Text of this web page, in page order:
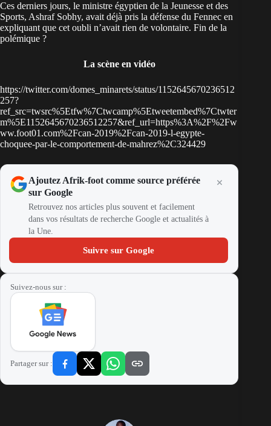
Ces derniers jours, le ministre égyptien de la Jeunesse et des
Sports, Ashraf Sobhy, avait déjà pris la défense du Fennec en
expliquant que cet oubli n’avait rien de volontaire. Fin de la
polémique ?
La scène en vidéo
https://twitter.com/domes_minarets/status/1152645670236512
257?
ref_src=twsrc%5Etfw%7Ctwcamp%5Etweetembed%7Ctwter
m%5E1152645670236512257&ref_url=https%3A%2F%2Fw
ww.foot01.com%2Fcan-2019%2Fcan-2019-l-egypte-
choquee-par-le-comportement-de-mahrez%2C324429
Ajoutez Afrik-foot comme source préférée
sur Google
Retrouvez nos articles plus souvent et facilement
dans vos résultats de recherche Google et actualités à
la Une.
Suivre sur Google
Suivez-nous sur :
Partager sur :